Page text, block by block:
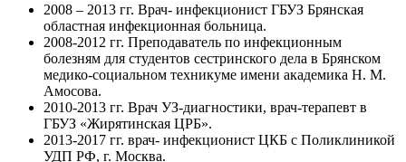
2008 – 2013 гг. Врач- инфекционист ГБУЗ Брянская
областная инфекционная больница.
2008-2012 гг. Преподаватель по инфекционным
болезням для студентов сестринского дела в Брянском
медико-социальном техникуме имени академика Н. М.
Амосова.
2010-2013 гг. Врач УЗ-диагностики, врач-терапевт в
ГБУЗ «Жирятинская ЦРБ».
2013-2017 гг. врач- инфекционист ЦКБ с Поликлиникой
УДП РФ, г. Москва.